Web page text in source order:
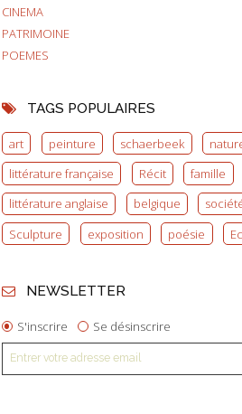
CINEMA
PATRIMOINE
POEMES
TAGS POPULAIRES
art peinture schaerbeek
littérature française
Récit famille
littérature anglaise
belgique
Sculpture
exposition poésie
NEWSLETTER
S'inscrire Se désinscrire